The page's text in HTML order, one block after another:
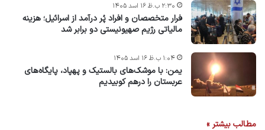
فرار متخصصان و افراد پُر درآمد از اسرائیل؛ هزینه
مالیاتی رژیم صهیونیستی دو برابر شد
۲:۳۰ ب.ظ ۱۶ اسد ۱۴۰۵
یمن: با موشک‌های بالستیک و پهپاد، پایگاه‌های
عربستان را درهم کوبیدیم
۱:۰۴ ب.ظ ۱۶ اسد ۱۴۰۵
مطالب بیشتر »